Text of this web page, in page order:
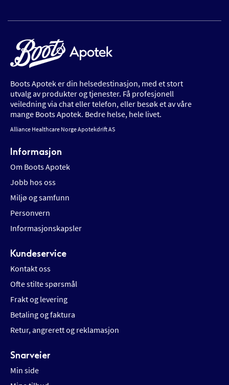
Boots Apotek er din helsedestinasjon, med et stort
utvalg av produkter og tjenester. Få profesjonell
veiledning via chat eller telefon, eller besøk et av våre
mange Boots Apotek. Bedre helse, hele livet.
Alliance Healthcare Norge Apotekdrift AS
Informasjon
Om Boots Apotek
Jobb hos oss
Miljø og samfunn
Personvern
Informasjonskapsler
Kundeservice
Kontakt oss
Ofte stilte spørsmål
Frakt og levering
Betaling og faktura
Retur, angrerett og reklamasjon
Snarveier
Min side